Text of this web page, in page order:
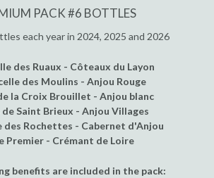
PACK #6 BOTTLES
each year in 2024, 2025 and 2026
des Ruaux - Côteaux du Layon
des Moulins - Anjou Rouge
la Croix Brouillet - Anjou blanc
de Saint Brieux - Anjou Villages
des Rochettes - Cabernet d'Anjou
Premier - Crémant de Loire
benefits are included in the pack: